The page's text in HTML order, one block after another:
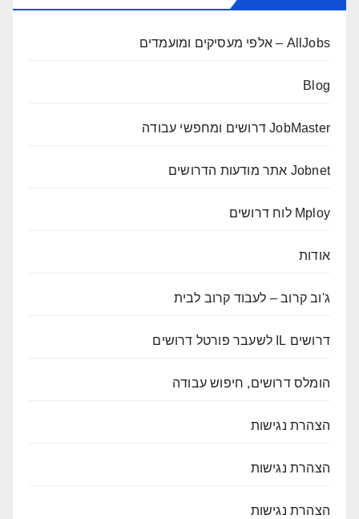
AllJobs – אלפי מעסיקים ומועמדים
Blog
JobMaster דרושים ומחפשי עבודה
Jobnet אתר מודעות הדרושים
Mploy לוח דרושים
אודות
ג'וב קרוב – לעבוד קרוב לבית
דרושים IL לשעבר פורטל דרושים
הומלס דרושים, חיפוש עבודה
הצהרת נגישות
הצהרת נגישות
הצהרת נגישות